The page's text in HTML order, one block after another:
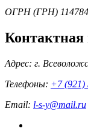
ОГРН (ГРН)
Адрес: г.
Телефоны: +7 (921)
Email: l-s-y@mail.ru